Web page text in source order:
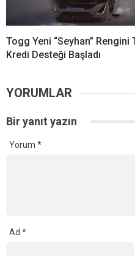
Togg Yeni “Seyhan” Rengini
Kredi Desteği Başladı
YORUMLAR
Bir yanıt yazın
Yorum *
Ad *